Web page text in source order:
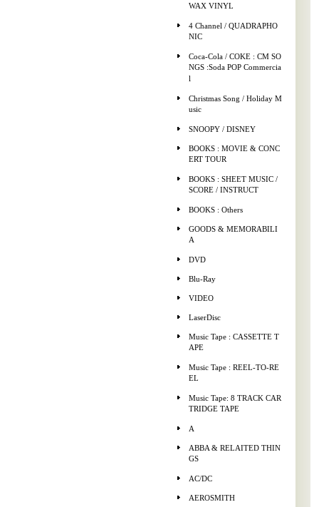
WAX VINYL
4 Channel / QUADRAPHO
NIC
Coca-Cola / COKE : CM SO
NGS :Soda POP Commercia
l
Christmas Song / Holiday M
usic
SNOOPY / DISNEY
BOOKS : MOVIE & CONC
ERT TOUR
BOOKS : SHEET MUSIC /
SCORE / INSTRUCT
BOOKS : Others
GOODS & MEMORABILI
A
DVD
Blu-Ray
VIDEO
LaserDisc
Music Tape : CASSETTE T
APE
Music Tape : REEL-TO-RE
EL
Music Tape: 8 TRACK CAR
TRIDGE TAPE
A
ABBA & RELAITED THIN
GS
AC/DC
AEROSMITH